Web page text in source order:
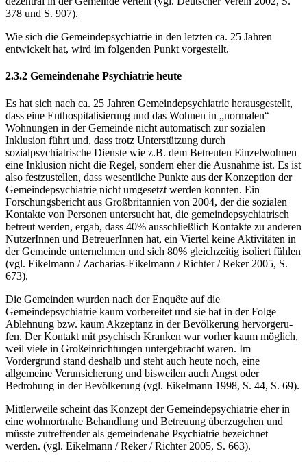
378 und S. 907).
Wie sich die Gemeindepsychiatrie in den letzten ca. 25 Jahren
entwickelt hat, wird im fol­genden Punkt vorgestellt.
2.3.2 Gemeindenahe Psychiatrie heute
Es hat sich nach ca. 25 Jahren Gemeindepsychiatrie herausgestellt,
dass eine Enthospitali­sierung und das Wohnen in „normalen“
Wohnungen in der Gemeinde nicht automatisch zur sozialen
Inklusion führt und, dass trotz Unterstützung durch
sozialpsychiatrische Dienste wie z.B. dem Betreuten Einzelwohnen
eine Inklusion nicht die Regel, sondern eher die Ausnahme ist. Es ist
also festzustellen, dass wesentliche Punkte aus der Konzeption der
Gemeindepsychiatrie nicht umgesetzt werden konnten. Ein
Forschungsbericht aus Groß­britannien von 2004, der die sozialen
Kontakte von Personen untersucht hat, die gemein­depsychiatrisch
betreut werden, ergab, dass 40% ausschließlich Kontakte zu anderen
Nut­zerInnen und BetreuerInnen hat, ein Viertel keine Aktivitäten in
der Gemeinde unterneh­men und sich 80% gleichzeitig isoliert fühlen
(vgl. Eikelmann / Zacharias-Eikelmann / Richter / Reker 2005, S.
673).
Die Gemeinden wurden nach der Enquête auf die
Gemeindepsychiatrie kaum vorbereitet und sie hat in der Folge
Ablehnung bzw. kaum Akzeptanz in der Bevölkerung hervorgeru­
fen. Der Kontakt mit psychisch Kranken war vorher kaum möglich,
weil viele in Großein­richtungen untergebracht waren. Im
Vordergrund stand deshalb und steht auch heute noch, eine
allgemeine Verunsicherung und bisweilen auch Angst oder
Bedrohung in der Bevöl­kerung (vgl. Eikelmann 1998, S. 44, S. 69).
Mittlerweile scheint das Konzept der Gemeindepsychiatrie eher in
eine wohnortnahe Be­handlung und Betreuung überzugehen und
müsste zutreffender als gemeindenahe Psychiat­rie bezeichnet
werden. (vgl. Eikelmann / Reker / Richter 2005, S. 663).